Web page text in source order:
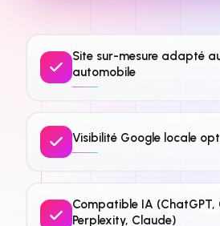
Site sur-mesure adapté
automobile
Visibilité Google locale
Compatible IA (ChatGPT,
Perplexity, Claude)